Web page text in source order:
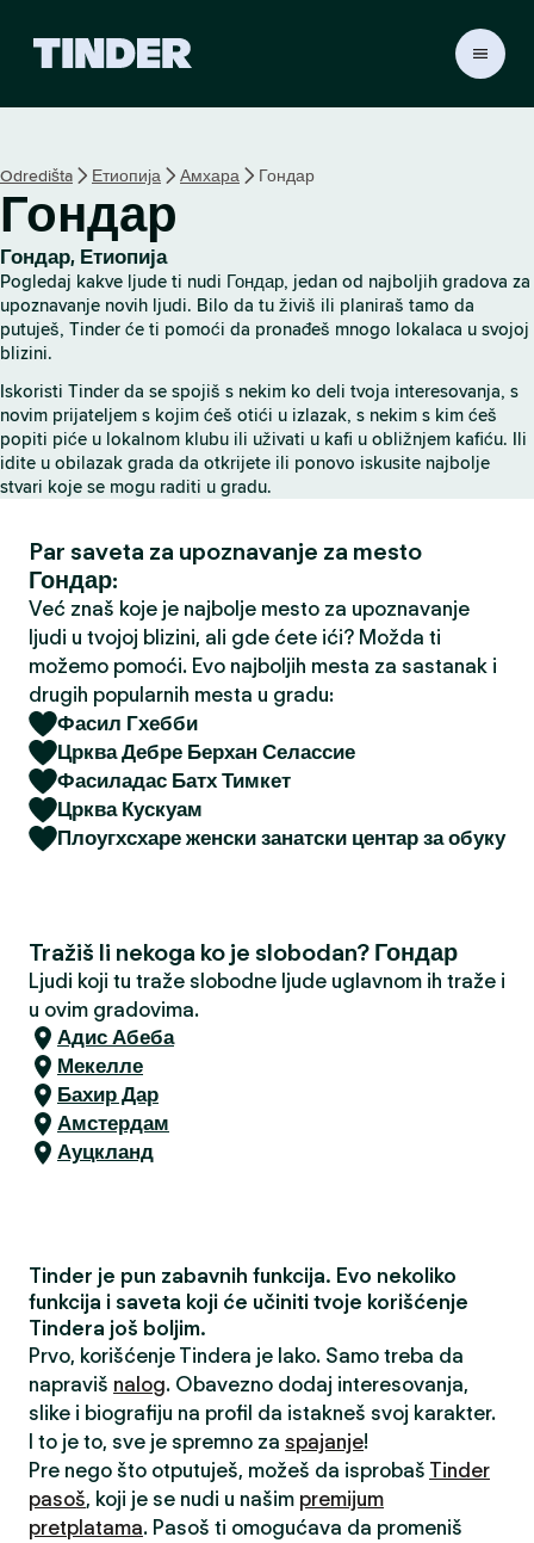
r
e
t
n
t
r
a
n
a
Odredišta Етиопија Амхара Гондар
Гондар
Гондар, Етиопија
Pogledaj kakve ljude ti nudi Гондар, jedan od najboljih gradova za
upoznavanje novih ljudi. Bilo da tu živiš ili planiraš tamo da
putuješ, Tinder će ti pomoći da pronađeš mnogo lokalaca u svojoj
blizini.
Iskoristi Tinder da se spojiš s nekim ko deli tvoja interesovanja, s
novim prijateljem s kojim ćeš otići u izlazak, s nekim s kim ćeš
popiti piće u lokalnom klubu ili uživati u kafi u obližnjem kafiću. Ili
idite u obilazak grada da otkrijete ili ponovo iskusite najbolje
stvari koje se mogu raditi u gradu.
Par saveta za upoznavanje za mesto
Гондар:
Već znaš koje je najbolje mesto za upoznavanje
ljudi u tvojoj blizini, ali gde ćete ići? Možda ti
možemo pomoći. Evo najboljih mesta za sastanak i
drugih popularnih mesta u gradu:
Фасил Гхебби
Црква Дебре Берхан Селассие
Фасиладас Батх Тимкет
Црква Кускуам
Плоугхсхаре женски занатски центар за обуку
Tražiš li nekoga ko je slobodan? Гондар
Ljudi koji tu traže slobodne ljude uglavnom ih traže i
u ovim gradovima.
Адис Абеба
Мекелле
Бахир Дар
Амстердам
Ауцкланд
Tinder je pun zabavnih funkcija. Evo nekoliko
funkcija i saveta koji će učiniti tvoje korišćenje
Tindera još boljim.
Prvo, korišćenje Tindera je lako. Samo treba da
napraviš nalog. Obavezno dodaj interesovanja,
slike i biografiju na profil da istakneš svoj karakter.
I to je to, sve je spremno za spajanje!
Pre nego što otputuješ, možeš da isprobaš Tinder
pasoš, koji je se nudi u našim premijum
pretplatama. Pasoš ti omogućava da promeniš